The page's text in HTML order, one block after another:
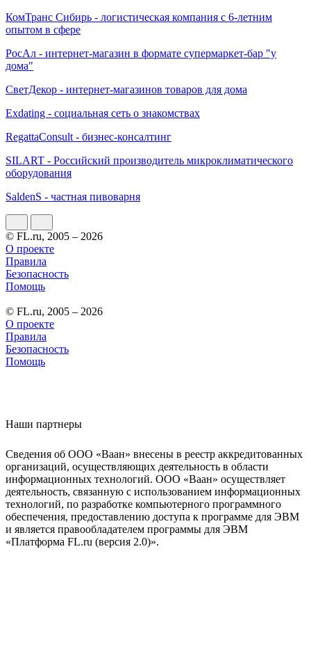
КомТранс Сибирь - логистическая компания с 6-летним
опытом в сфере
РосАл - интернет-магазин в формате супермаркет-бар "у
дома"
СветДекор - интернет-магазинов товаров для дома
Exdating - социальная сеть о знакомствах
RegattaConsult - бизнес-консалтинг
SILART - Российский производитель микроклиматического
оборудования
SaldenS - частная пивоварня
© FL.ru, 2005 – 2026
О проекте
Правила
Безопасность
Помощь
© FL.ru, 2005 – 2026
О проекте
Правила
Безопасность
Помощь
Наши партнеры
Сведения об ООО «Ваан» внесены в реестр аккредитованных
организаций, осуществляющих деятельность в области
информационных технологий. ООО «Ваан» осуществляет
деятельность, связанную с использованием информационных
технологий, по разработке компьютерного программного
обеспечения, предоставлению доступа к программе для ЭВМ
и является правообладателем программы для ЭВМ
«Платформа FL.ru (версия 2.0)».